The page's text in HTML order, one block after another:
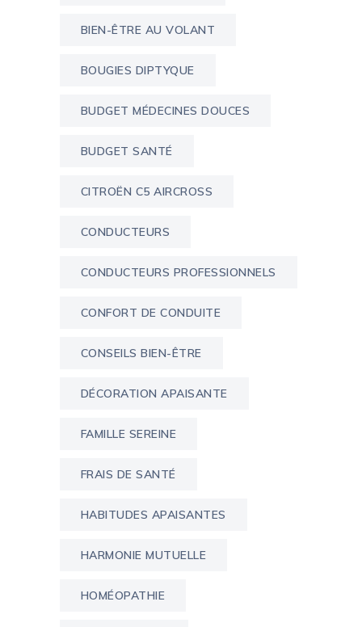
BIEN-ÊTRE AU VOLANT
BOUGIES DIPTYQUE
BUDGET MÉDECINES DOUCES
BUDGET SANTÉ
CITROËN C5 AIRCROSS
CONDUCTEURS
CONDUCTEURS PROFESSIONNELS
CONFORT DE CONDUITE
CONSEILS BIEN-ÊTRE
DÉCORATION APAISANTE
FAMILLE SEREINE
FRAIS DE SANTÉ
HABITUDES APAISANTES
HARMONIE MUTUELLE
HOMÉOPATHIE